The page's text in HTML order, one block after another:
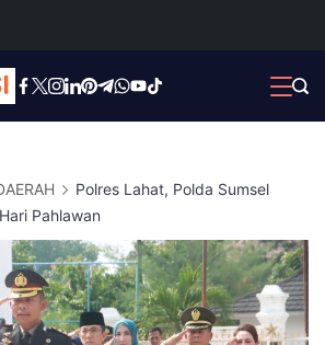
Polres Lahat, Polda Sumsel
Pahlawan